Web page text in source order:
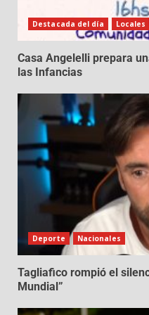
Destacada del día Locales
Casa Angelelli prepara
las Infancias
Deporte Nacionales
Tagliafico rompió el
Mundial”